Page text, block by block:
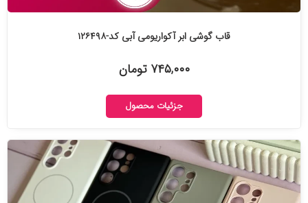
قاب گوشی ابر آکواریومی آبی کد-۱۲۶۴۹۸
۷۴۵,۰۰۰ تومان
جزئیات محصول